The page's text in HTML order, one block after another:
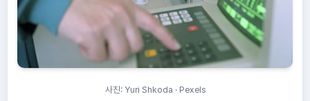
사진: Yuri Shkoda · Pexels